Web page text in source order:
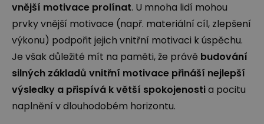
vnější motivace prolínat. U mnoha lidí mohou
prvky vnější motivace (např. materiální cíl, zlepšení
výkonu) podpořit jejich vnitřní motivaci k úspěchu.
Je však důležité mít na paměti, že právě budování
silných základů vnitřní motivace přináší nejlepší
výsledky a přispívá k větší spokojenostia pocitu
naplnění v dlouhodobém horizontu.